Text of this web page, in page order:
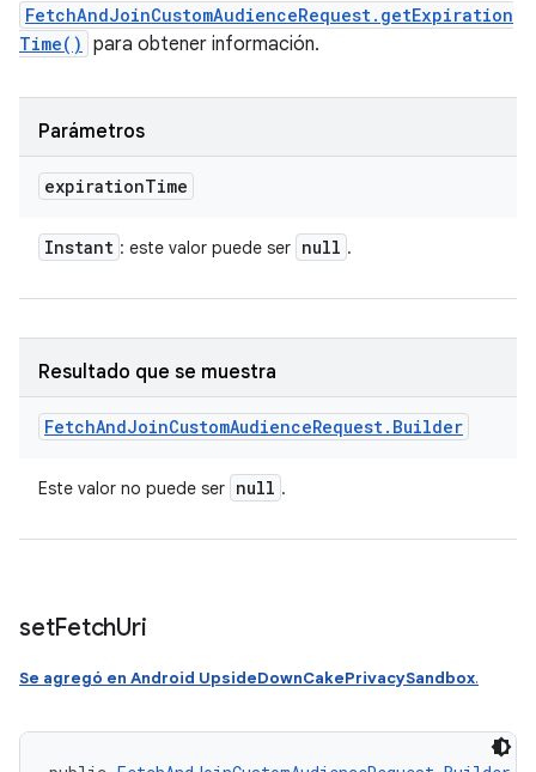
FetchAndJoinCustomAudienceRequest.getExpiration
Time() para obtener información.
Parámetros
expirationTime
Instant : este valor puede ser null .
Resultado que se muestra
FetchAndJoinCustomAudienceRequest. Builder
Este valor no puede ser null .
setFetchUri
Se agregó en Android UpsideDownCakePrivacySandbox.